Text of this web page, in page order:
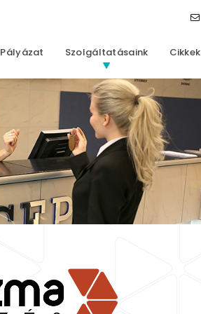
Pályázat Szolgáltatásaink Cikkek